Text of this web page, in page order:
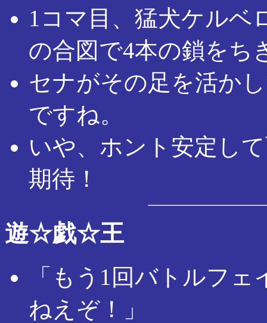
1コマ目、猛犬ケルベ
の合図で4本の鎖をち
セナがその足を活か
ですね。
いや、ホント安定し
期待！
遊☆戯☆王
「もう1回バトルフ
ねえぞ！」